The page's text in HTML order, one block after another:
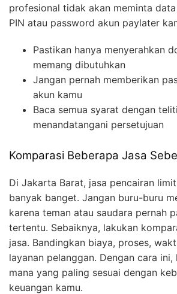
profesional tidak akan meminta
PIN atau password akun paylater
Pastikan hanya menyerahkan
memang dibutuhkan
Jangan pernah memberikan
akun kamu
Baca semua syarat dengan
menandatangani persetujuan
Komparasi Beberapa Jasa
Di Jakarta Barat, jasa pencairan
banyak banget. Jangan buru-buru
karena teman atau saudara pernah
tertentu. Sebaiknya, lakukan
jasa. Bandingkan biaya, proses,
layanan pelanggan. Dengan cara ini,
mana yang paling sesuai dengan
keuangan kamu.